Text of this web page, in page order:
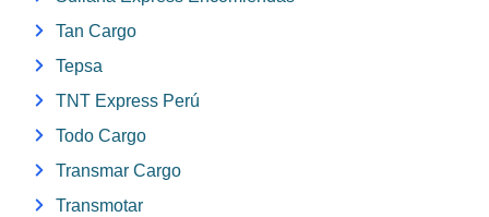
Tan Cargo
Tepsa
TNT Express Perú
Todo Cargo
Transmar Cargo
Transmotar